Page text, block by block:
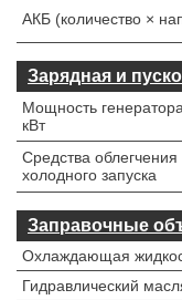
АКБ (количество ×
Зарядная и
Мощность генератора,
кВт
Средства облегчения
холодного запуска
Заправочные
Охлаждающая
Гидравлический